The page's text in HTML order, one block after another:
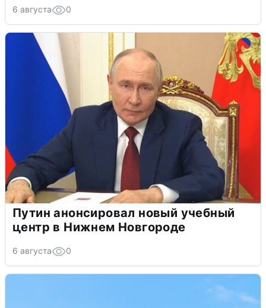
6 августа 0
Путин анонсировал новый учебный
центр в Нижнем Новгороде
6 августа 0